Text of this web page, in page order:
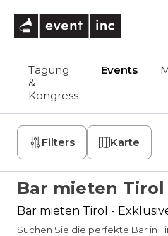
Tagung
&
Kongress
Events
Filters Karte
Bar mieten Tirol
Bar mieten Tirol -
Suchen Sie die perfekte Bar in